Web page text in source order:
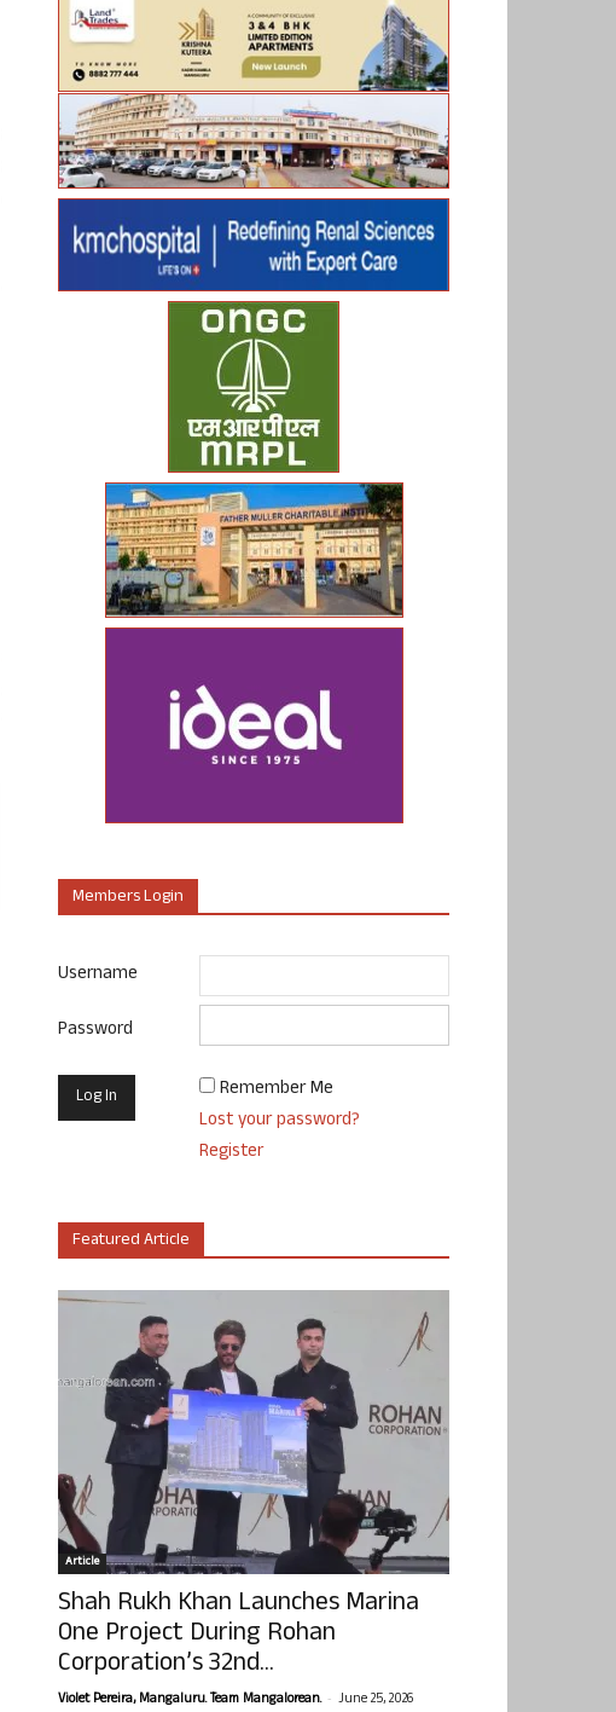
Members Login
Username
Password
Remember Me
Lost your password?
Register
Featured Article
Article
Shah Rukh Khan Launches Marina
One Project During Rohan
Corporation’s 32nd...
Violet Pereira, Mangaluru. Team Mangalorean. - June 25, 2026